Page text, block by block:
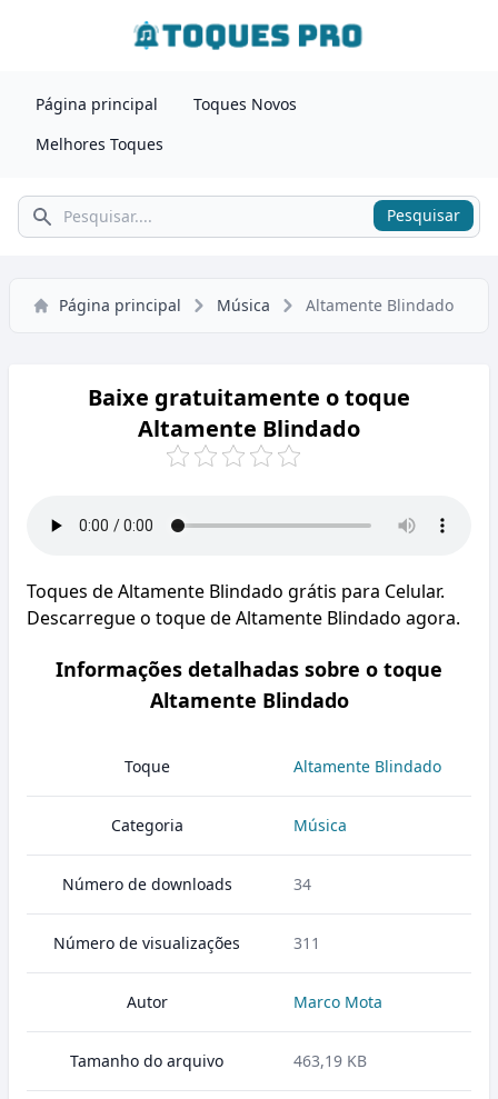
Página principal
Toques Novos
Melhores Toques
Pesquisar Pesquisar
Página principal Música Altamente Blindado
Baixe gratuitamente o toque
Altamente Blindado
Toques de Altamente Blindado grátis para Celular.
Descarregue o toque de Altamente Blindado agora.
Informações detalhadas sobre o toque
Altamente Blindado
Toque Altamente Blindado
Categoria Música
Número de downloads 34
Número de visualizações 311
Autor Marco Mota
Tamanho do arquivo 463,19 KB